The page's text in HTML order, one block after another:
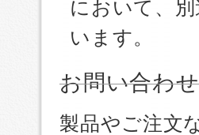
において、
います。
お問い合わせ
製品やご注文